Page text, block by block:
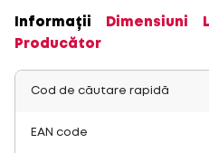
Informații Dimensiuni
Producător
Cod de căutare rapidă
EAN code